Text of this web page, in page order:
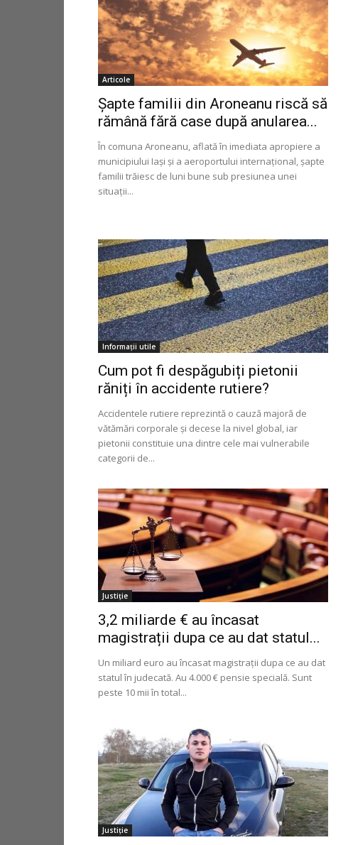
Articole
Șapte familii din Aroneanu riscă să
rămână fără case după anularea...
În comuna Aroneanu, aflată în imediata apropiere a
municipiului Iași și a aeroportului internațional, șapte
familii trăiesc de luni bune sub presiunea unei
situații...
Informaţii utile
Cum pot fi despăgubiți pietonii
răniți în accidente rutiere?
Accidentele rutiere reprezintă o cauză majoră de
vătămări corporale și decese la nivel global, iar
pietonii constituie una dintre cele mai vulnerabile
categorii de...
Justiție
3,2 miliarde € au încasat
magistrații dupa ce au dat statul...
Un miliard euro au încasat magistrații dupa ce au dat
statul în judecată. Au 4.000 € pensie specială. Sunt
peste 10 mii în total...
Justiție